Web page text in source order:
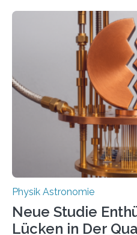
Messungen verwenden.
vermutet, weltweit war
Atomkern-Zuständen
einem Team der TU Wien
internationaler Partner der
Der lange diskutierte
gefunden. Kurz darauf
Thorium tatsächlich nutzen
Physik Astronomie
Neue Studie
Lücken in Der